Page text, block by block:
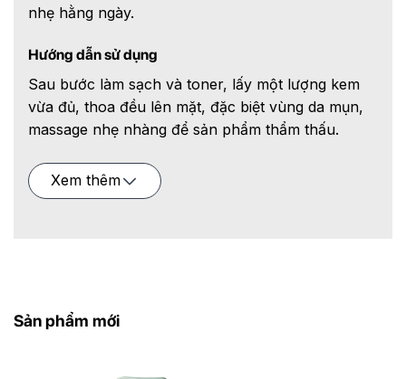
nhẹ hằng ngày.
Hướng dẫn sử dụng
Sau bước làm sạch và toner, lấy một lượng kem
vừa đủ, thoa đều lên mặt, đặc biệt vùng da mụn,
massage nhẹ nhàng để sản phẩm thẩm thấu.
Bảo quản
Bảo quản nơi khô ráo, thoáng mát, tránh ánh
Xem thêm
Sản phẩm mới